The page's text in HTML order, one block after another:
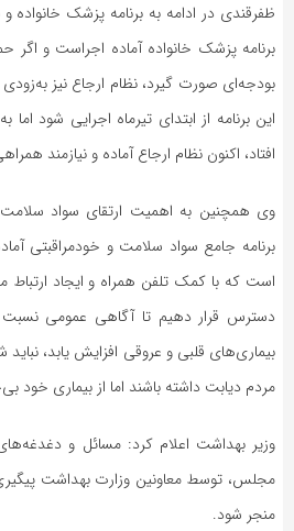
ظفرقندی در ادامه به برنامه پزشک خانواده
برنامه پزشک خانواده آماده اجراست و اگر
بودجه‌ای صورت گیرد، نظام ارجاع نیز به‌زودی
این برنامه از ابتدای تیرماه اجرایی شود
افتاد، اکنون نظام ارجاع آماده و نیازمند
وی همچنین به اهمیت ارتقای سواد
برنامه‌ جامع سواد سلامت و خودمراقبتی
است که با کمک تلفن همراه و ایجاد ارتباط
دسترس قرار دهیم تا آگاهی عمومی نسبت
مردم دیابت داشته باشند اما از بیماری خود
وزیر بهداشت اعلام کرد: مسائل و
مجلس، توسط معاونین وزارت بهداشت
منجر شود.